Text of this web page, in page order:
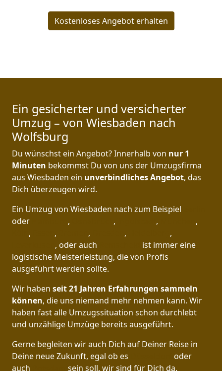
Kostenloses Angebot erhalten
Ein gesicherter und versicherter
Umzug – von Wiesbaden nach
Wolfsburg
Du wünschst ein Angebot? Innerhalb von nur 1
Minuten bekommst Du von uns der Umzugsfirma
aus Wiesbaden ein unverbindliches Angebot, das
Dich überzeugen wird.
Ein Umzug von Wiesbaden nach zum Beispiel
oder
, , ,
,
, , , ,
,
, oder auch
ist immer eine
logistische Meisterleistung, die von Profis
ausgeführt werden sollte.
Wir haben seit21 Jahren Erfahrungen sammeln
können, die uns niemand mehr nehmen kann. Wir
haben fast alle Umzugssituation schon durchlebt
und unzählige Umzüge bereits ausgeführt.
Gerne begleiten wir auch Dich auf Deiner Reise in
Deine neue Zukunft, egal ob es
oder
auch
sein soll, wir sind für Dich da.